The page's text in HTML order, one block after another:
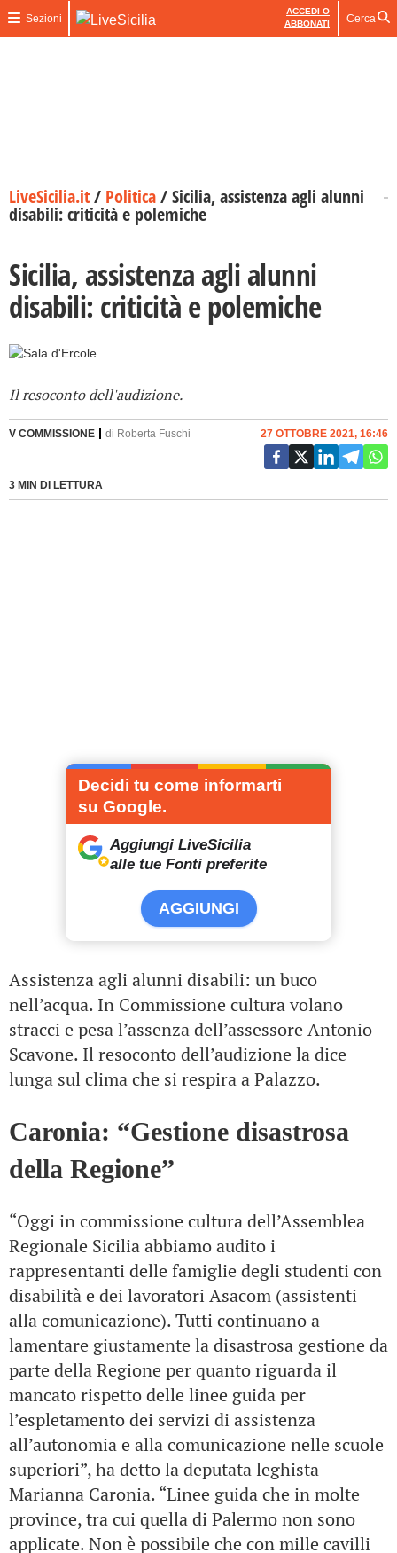
Sezioni
ACCEDI O
ABBONATI
Cerca
LiveSicilia.it/ Politica/Sicilia, assistenza agli alunni
disabili: criticità e polemiche
Sicilia, assistenza agli alunni
disabili: criticità e polemiche
Il resoconto dell'audizione.
V COMMISSIONE di Roberta Fuschi
3 MIN DI LETTURA
27 OTTOBRE 2021, 16:46
Decidi tu come informarti
su Google.
Aggiungi LiveSicilia
alle tue Fonti preferite
AGGIUNGI
Assistenza agli alunni disabili: un buco
nell’acqua. In Commissione cultura volano
stracci e pesa l’assenza dell’assessore Antonio
Scavone. Il resoconto dell’audizione la dice
lunga sul clima che si respira a Palazzo.
Caronia: “Gestione disastrosa
della Regione”
“Oggi in commissione cultura dell’Assemblea
Regionale Sicilia abbiamo audito i
rappresentanti delle famiglie degli studenti con
disabilità e dei lavoratori Asacom (assistenti
alla comunicazione). Tutti continuano a
lamentare giustamente la disastrosa gestione da
parte della Regione per quanto riguarda il
mancato rispetto delle linee guida per
l’espletamento dei servizi di assistenza
all’autonomia e alla comunicazione nelle scuole
superiori”, ha detto la deputata leghista
Marianna Caronia. “Linee guida che in molte
province, tra cui quella di Palermo non sono
applicate. Non è possibile che con mille cavilli